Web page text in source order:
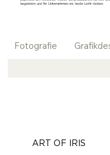
begeistern und Ihr Unternehmen ins beste Licht rücken.
ART OF IRIS
Fotografie